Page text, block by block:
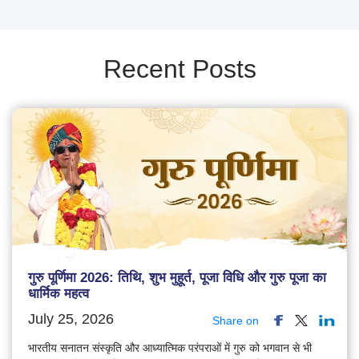
Recent Posts
गुरु पूर्णिमा 2026: तिथि, शुभ मुहूर्त, पूजा विधि और गुरु पूजा का
धार्मिक महत्व
July 25, 2026 Share on
भारतीय सनातन संस्कृति और आध्यात्मिक परंपराओं में गुरु को भगवान से भी